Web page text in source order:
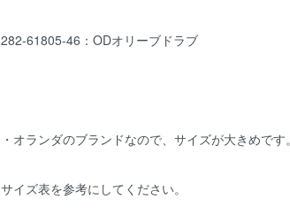
282-61805-46：ODオリーブドラブ
・オランダのブランドなので、サイズが大きめです。
サイズ表を参考にしてください。